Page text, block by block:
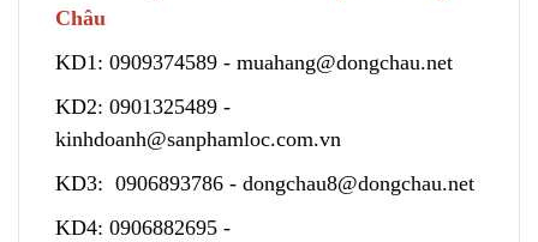
Châu
KD1: 0909374589 - muahang@dongchau.net
KD2: 0901325489 -
kinhdoanh@sanphamloc.com.vn
KD3: 0906893786 - dongchau8@dongchau.net
KD4: 0906882695 -